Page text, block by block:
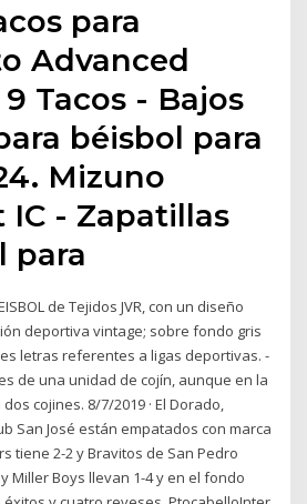
para
Advanced
Tacos - Bajos
béisbol para
Mizuno
- Zapatillas
para
de Tejidos JVR, con un diseño
deportiva vintage; sobre fondo gris
letras referentes a ligas deportivas. -
de una unidad de cojín, aunque en la
cojines. 8/7/2019 · El Dorado,
San José están empatados con marca
tiene 2-2 y Bravitos de San Pedro
Miller Boys llevan 1-4 y en el fondo